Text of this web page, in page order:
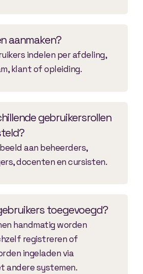
aanmaken?
indelen per afdeling,
klant of opleiding.
gebruikersrollen
aan beheerders,
docenten en cursisten.
toegevoegd?
handmatig worden
registreren of
ingeladen via
andere systemen.